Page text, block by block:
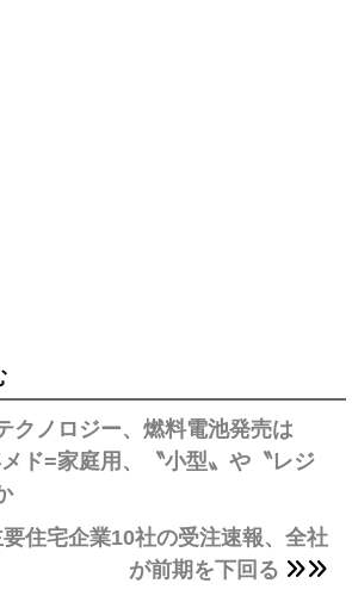
クノロジー、燃料電池発売は
ド=家庭用、〝小型〟や〝レジ
住宅企業10社の受注速報、全社
が前期を下回る